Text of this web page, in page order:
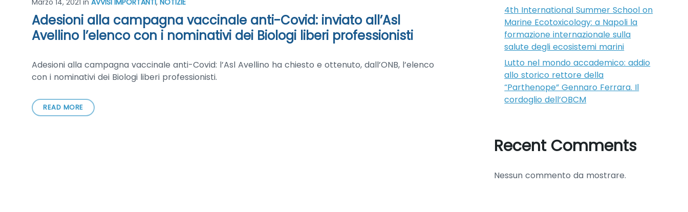
Adesioni alla campagna vaccinale anti-Covid: inviato all’Asl
Avellino l’elenco con i nominativi dei Biologi liberi professionisti
Adesioni alla campagna vaccinale anti-Covid: l’Asl Avellino ha chiesto e ottenuto, dall’ONB, l’elenco
con i nominativi dei Biologi liberi professionisti.
READ MORE
4th International Summer School on
Marine Ecotoxicology: a Napoli la
formazione internazionale sulla
salute degli ecosistemi marini
Lutto nel mondo accademico: addio
allo storico rettore della
“Parthenope” Gennaro Ferrara. Il
cordoglio dell’OBCM
Recent Comments
Nessun commento da mostrare.